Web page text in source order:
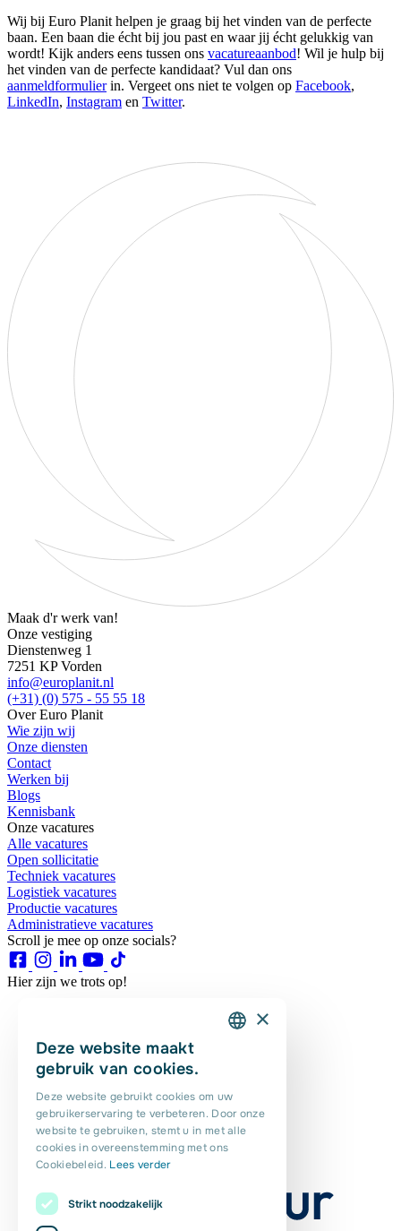
Wij bij Euro Planit helpen je graag bij het vinden van de perfecte
baan. Een baan die écht bij jou past en waar jij écht gelukkig van
wordt! Kijk anders eens tussen ons vacatureaanbod! Wil je hulp bij
het vinden van de perfecte kandidaat? Vul dan ons
aanmeldformulierin. Vergeet ons niet te volgen op Facebook,
LinkedIn, Instagram en Twitter.
Maak d'r werk van!
Onze vestiging
Dienstenweg 1
7251 KP Vorden
info@europlanit.nl
(+31) (0) 575 - 55 55 18
Over Euro Planit
Wie zijn wij
Onze diensten
Contact
Werken bij
Blogs
Kennisbank
Onze vacatures
Alle vacatures
Open sollicitatie
Techniek vacatures
Logistiek vacatures
Productie vacatures
Administratieve vacatures
Scroll je mee op onze socials?
Hier zijn we trots op!
PORTUGUESE
POLISH
×
Deze website maakt
gebruik van cookies.
Deze website gebruikt cookies om uw
gebruikerservaring te verbeteren. Door onze
website te gebruiken, stemt u in met alle
cookies in overeenstemming met ons
Cookiebeleid. Lees verder
Strikt noodzakelijk